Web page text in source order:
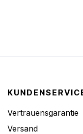
Vertrauensgarantie
Versand